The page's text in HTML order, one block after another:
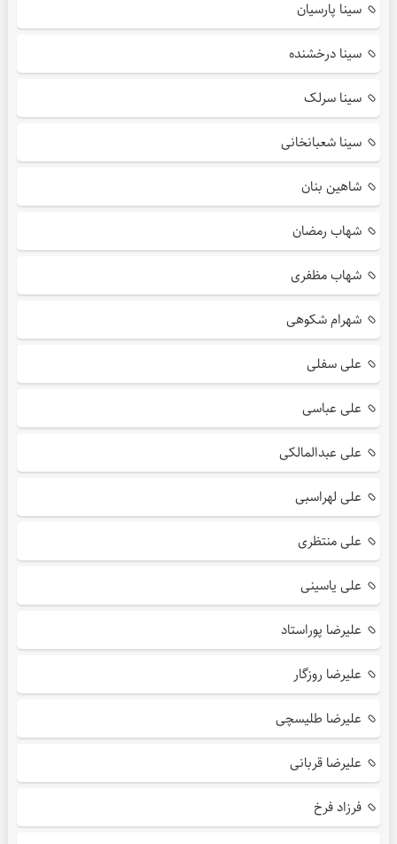
سینا پارسیان
سینا درخشنده
سینا سرلک
سینا شعبانخانی
شاهین بنان
شهاب رمضان
شهاب مظفری
شهرام شکوهی
علی سفلی
علی عباسی
علی عبدالمالکی
علی لهراسبی
علی منتظری
علی یاسینی
علیرضا پوراستاد
علیرضا روزگار
علیرضا طلیسچی
علیرضا قربانی
فرزاد فرخ